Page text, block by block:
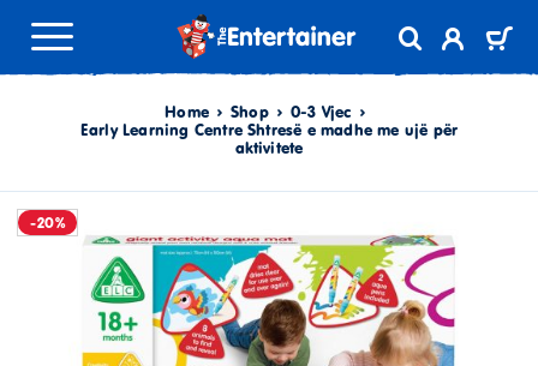
Home Shop
0-3 Vjec
Early Learning Centre Shtresë e madhe me ujë për
aktivitete
-20%